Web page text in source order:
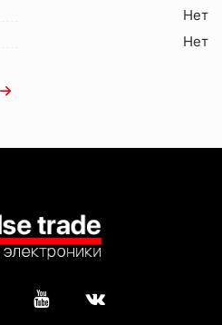
Нет
Нет